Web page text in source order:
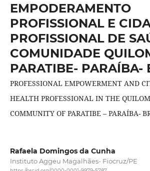
EMPODERAMENTO
PROFISSIONAL E
PROFISSIONAL DE
COMUNIDADE
PARATIBE- PARAÍBA-
PROFESSIONAL EMPOWERMENT AND
HEALTH PROFESSIONAL IN THE
COMMUNITY OF PARATIBE – PARAÍBA-
Rafaela Domingos da Cunha
Instituto Aggeu Magalhães- Fiocruz/PE